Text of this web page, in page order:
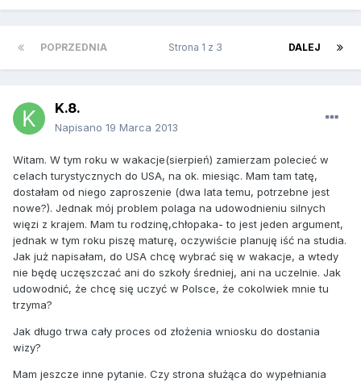
POPRZEDNIA DALEJ
Strona 1 z 3
K.8.
Napisano 19 Marca 2013
Witam. W tym roku w wakacje(sierpień) zamierzam polecieć w
celach turystycznych do USA, na ok. miesiąc. Mam tam tatę,
dostałam od niego zaproszenie (dwa lata temu, potrzebne jest
nowe?). Jednak mój problem polaga na udowodnieniu silnych
więzi z krajem. Mam tu rodzinę,chłopaka- to jest jeden argument,
jednak w tym roku piszę maturę, oczywiście planuję iść na studia.
Jak już napisałam, do USA chcę wybrać się w wakacje, a wtedy
nie będę uczęszczać ani do szkoły średniej, ani na uczelnie. Jak
udowodnić, że chcę się uczyć w Polsce, że cokolwiek mnie tu
trzyma?
Jak długo trwa cały proces od złożenia wniosku do dostania
wizy?
Mam jeszcze inne pytanie. Czy strona służąca do wypełniania